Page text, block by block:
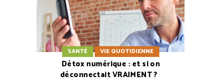
SANTÉ VIE QUOTIDIENNE
Détox numérique : et si on
déconnectait VRAIMENT ?